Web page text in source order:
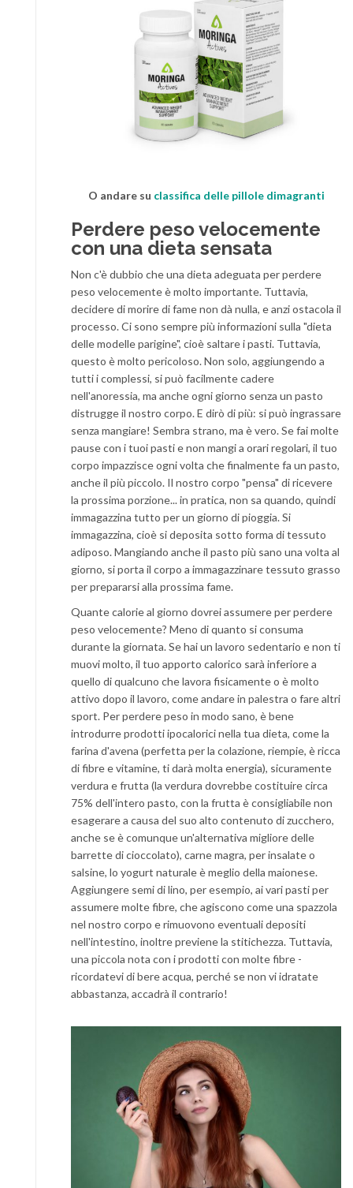
O andare su classifica delle pillole dimagranti
Perdere peso velocemente
con una dieta sensata
Non c'è dubbio che una dieta adeguata per perdere
peso velocemente è molto importante. Tuttavia,
decidere di morire di fame non dà nulla, e anzi ostacola il
processo. Ci sono sempre più informazioni sulla "dieta
delle modelle parigine", cioè saltare i pasti. Tuttavia,
questo è molto pericoloso. Non solo, aggiungendo a
tutti i complessi, si può facilmente cadere
nell'anoressia, ma anche ogni giorno senza un pasto
distrugge il nostro corpo. E dirò di più: si può ingrassare
senza mangiare! Sembra strano, ma è vero. Se fai molte
pause con i tuoi pasti e non mangi a orari regolari, il tuo
corpo impazzisce ogni volta che finalmente fa un pasto,
anche il più piccolo. Il nostro corpo "pensa" di ricevere
la prossima porzione... in pratica, non sa quando, quindi
immagazzina tutto per un giorno di pioggia. Si
immagazzina, cioè si deposita sotto forma di tessuto
adiposo. Mangiando anche il pasto più sano una volta al
giorno, si porta il corpo a immagazzinare tessuto grasso
per prepararsi alla prossima fame.
Quante calorie al giorno dovrei assumere per perdere
peso velocemente? Meno di quanto si consuma
durante la giornata. Se hai un lavoro sedentario e non ti
muovi molto, il tuo apporto calorico sarà inferiore a
quello di qualcuno che lavora fisicamente o è molto
attivo dopo il lavoro, come andare in palestra o fare altri
sport. Per perdere peso in modo sano, è bene
introdurre prodotti ipocalorici nella tua dieta, come la
farina d'avena (perfetta per la colazione, riempie, è ricca
di fibre e vitamine, ti darà molta energia), sicuramente
verdura e frutta (la verdura dovrebbe costituire circa
75% dell'intero pasto, con la frutta è consigliabile non
esagerare a causa del suo alto contenuto di zucchero,
anche se è comunque un'alternativa migliore delle
barrette di cioccolato), carne magra, per insalate o
salsine, lo yogurt naturale è meglio della maionese.
Aggiungere semi di lino, per esempio, ai vari pasti per
assumere molte fibre, che agiscono come una spazzola
nel nostro corpo e rimuovono eventuali depositi
nell'intestino, inoltre previene la stitichezza. Tuttavia,
una piccola nota con i prodotti con molte fibre -
ricordatevi di bere acqua, perché se non vi idratate
abbastanza, accadrà il contrario!